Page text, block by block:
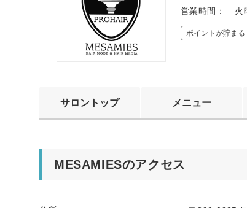
営業時間：
火
ポイントが貯まる
サロントップ メニュー
MESAMIESのアクセス